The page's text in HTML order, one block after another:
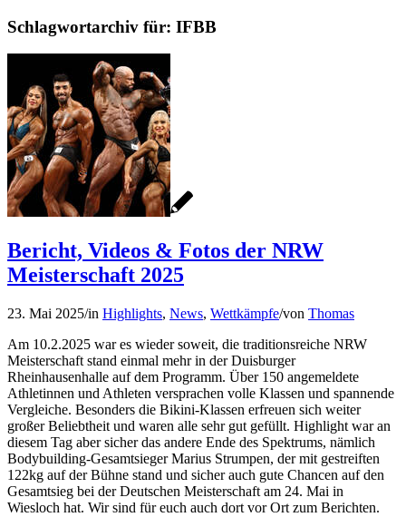
Schlagwortarchiv für: IFBB
Bericht, Videos & Fotos der NRW
Meisterschaft 2025
23. Mai 2025/in Highlights, News, Wettkämpfe/von Thomas
Am 10.2.2025 war es wieder soweit, die traditionsreiche NRW
Meisterschaft stand einmal mehr in der Duisburger
Rheinhausenhalle auf dem Programm. Über 150 angemeldete
Athletinnen und Athleten versprachen volle Klassen und spannende
Vergleiche. Besonders die Bikini-Klassen erfreuen sich weiter
großer Beliebtheit und waren alle sehr gut gefüllt. Highlight war an
diesem Tag aber sicher das andere Ende des Spektrums, nämlich
Bodybuilding-Gesamtsieger Marius Strumpen, der mit gestreiften
122kg auf der Bühne stand und sicher auch gute Chancen auf den
Gesamtsieg bei der Deutschen Meisterschaft am 24. Mai in
Wiesloch hat. Wir sind für euch auch dort vor Ort zum Berichten.